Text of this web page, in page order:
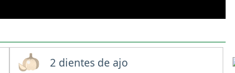
2 dientes de ajo